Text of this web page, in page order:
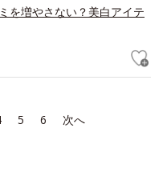
を増やさない？美白アイテ
5 6 次へ